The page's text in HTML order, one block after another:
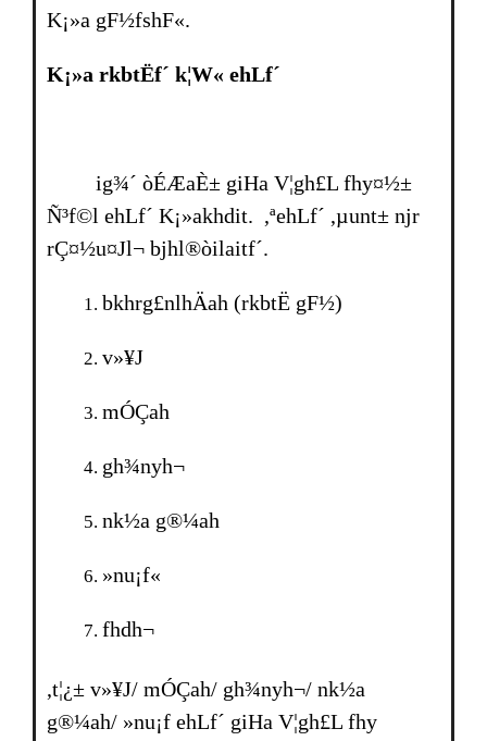
K¡»a gF½fshF«.
K¡»a rkbtËf´ k¦W« ehLf´
ig¾´ òÉÆaÈ± giHa V¦gh£L fhy¤½±
Ñ³f©l ehLf´ K¡»akhdit. ,ªehLf´ ,µunt± njr
rÇ¤½u¤Jl¬ bjhl®òilaitf´.
bkhrg£nlhÄah (rkbtË gF½)
v»¥J
mÓÇah
gh¾nyh¬
nk½a g®¼ah
»nu¡f«
fhdh¬
,t¦¿± v»¥J/ mÓÇah/ gh¾nyh¬/ nk½a
g®¼ah/ »nu¡f ehLf´ giHa V¦gh£L fhy